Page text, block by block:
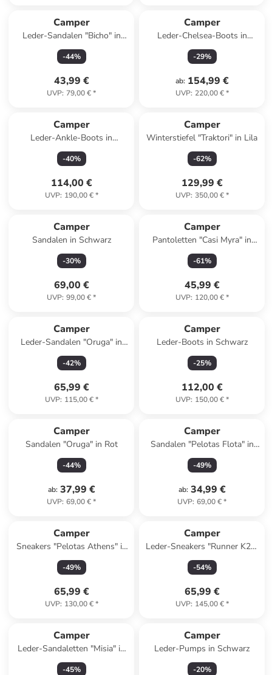
Camper
Leder-Sandalen "Bicho" in
Rosa
-44%
43,99 €
UVP: 79,00 €*
Camper
Leder-Chelsea-Boots in
Schwarz/ Hellbraun
-29%
ab: 154,99 €
UVP: 220,00 €*
Camper
Leder-Ankle-Boots in
Schwarz
-40%
114,00 €
UVP: 190,00 €*
Camper
Winterstiefel "Traktori" in Lila
-62%
129,99 €
UVP: 350,00 €*
Camper
Sandalen in Schwarz
-30%
69,00 €
UVP: 99,00 €*
Camper
Pantoletten "Casi Myra" in
Grün/ Hellblau
-61%
45,99 €
UVP: 120,00 €*
Camper
Leder-Sandalen "Oruga" in
Schwarz
-42%
65,99 €
UVP: 115,00 €*
Camper
Leder-Boots in Schwarz
-25%
112,00 €
UVP: 150,00 €*
Camper
Sandalen "Oruga" in Rot
-44%
ab: 37,99 €
UVP: 69,00 €*
Camper
Sandalen "Pelotas Flota" in
Dunkelblau
-49%
ab: 34,99 €
UVP: 69,00 €*
Camper
Sneakers "Pelotas Athens" in
Rosa
-49%
65,99 €
UVP: 130,00 €*
Camper
Leder-Sneakers "Runner K21"
in Schwarz
-54%
65,99 €
UVP: 145,00 €*
Camper
Leder-Sandaletten "Misia" in
Dunkelblau
-45%
Camper
Leder-Pumps in Schwarz
-20%